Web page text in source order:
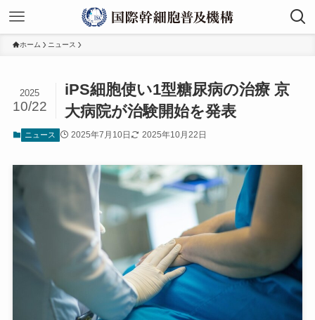
ホーム ニュース
iPS細胞使い1型糖尿病の治療 京
大病院が治験開始を発表
2025
10/22
ニュース 2025年7月10日 2025年10月22日